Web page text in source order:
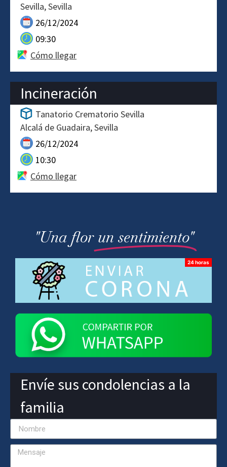
Sevilla Sevilla
26/12/2024
09:30
Cómo llegar
Incineración
Tanatorio Crematorio Sevilla
Alcalá de Guadaira Sevilla
26/12/2024
10:30
Cómo llegar
"Una flor un sentimiento"
Envíe sus condolencias a la
familia